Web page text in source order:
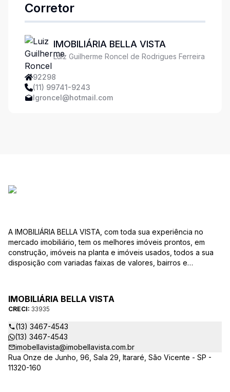
Corretor
IMOBILIÁRIA BELLA VISTA
Luiz Guilherme Roncel de Rodrigues Ferreira
92298
(11) 99741-9243
lgroncel@hotmail.com
A IMOBILIÁRIA BELLA VISTA, com toda sua experiência no
mercado imobiliário, tem os melhores imóveis prontos, em
construção, imóveis na planta e imóveis usados, todos a sua
disposição com variadas faixas de valores, bairros e
ao CRECI-EE – estarão sempre prontos para responder-lhe
todas as suas dúvidas sobre casas, apartamentos, terrenos,
salas comerciais e outros produtos imobiliários.
IMOBILIÁRIA BELLA VISTA
CRECI: 33935
(13) 3467-4543
(13) 3467-4543
imobellavista@imobellavista.com.br
Rua Onze de Junho, 96, Sala 29, Itararé, São Vicente - SP -
11320-160